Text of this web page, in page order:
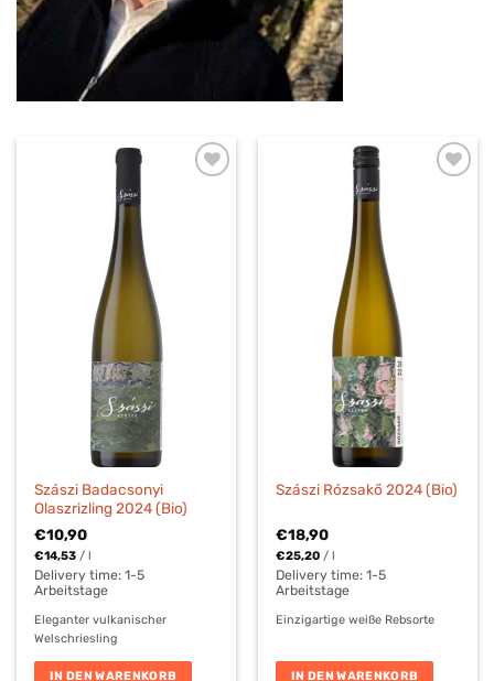
Szászi Badacsonyi
Olaszrizling 2024 (Bio)
€10,90
€14,53 / l
Delivery time:1-5
Arbeitstage
Eleganter vulkanischer
Welschriesling
IN DEN WARENKORB
Szászi Rózsakő 2024 (Bio)
€18,90
€25,20 / l
Delivery time:1-5
Arbeitstage
Einzigartige weiße Rebsorte
IN DEN WARENKORB